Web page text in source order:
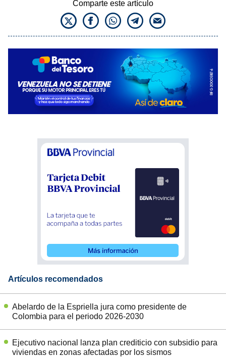
Comparte este artículo
Artículos recomendados
Abelardo de la Espriella jura como presidente de
Colombia para el periodo 2026-2030
Ejecutivo nacional lanza plan crediticio con subsidio para
viviendas en zonas afectadas por los sismos